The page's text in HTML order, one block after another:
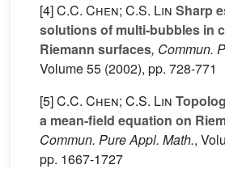
[4]C.C. Chen; C.S. Lin Sharp
solutions of multi-bubbles in
Riemann surfaces, Commun.
Volume 55 (2002), pp. 728-771
[5]C.C. Chen; C.S. Lin
a mean-field equation on
Commun. Pure Appl. Math.,
pp. 1667-1727